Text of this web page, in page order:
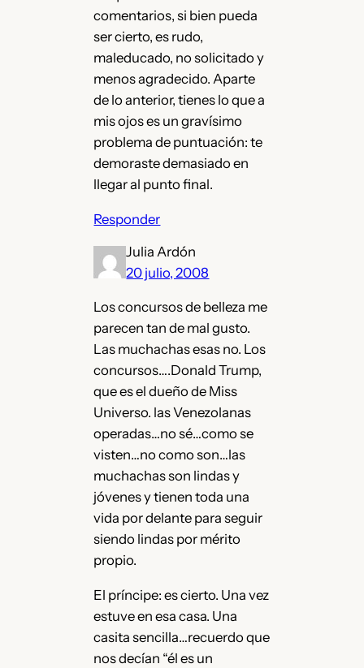
comentarios, si bien pueda
ser cierto, es rudo,
maleducado, no solicitado y
menos agradecido. Aparte
de lo anterior, tienes lo que a
mis ojos es un gravísimo
problema de puntuación: te
demoraste demasiado en
llegar al punto final.
Responder
Julia Ardón
20 julio, 2008
Los concursos de belleza me
parecen tan de mal gusto.
Las muchachas esas no. Los
concursos….Donald Trump,
que es el dueño de Miss
Universo. las Venezolanas
operadas…no sé…como se
visten…no como son…las
muchachas son lindas y
jóvenes y tienen toda una
vida por delante para seguir
siendo lindas por mérito
propio.
El príncipe: es cierto. Una vez
estuve en esa casa. Una
casita sencilla…recuerdo que
nos decían “él es un